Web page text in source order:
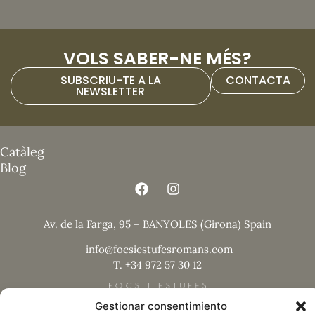
Gestionar consentimiento
VOLS SABER-NE MÉS?
SUBSCRIU-TE A LA
NEWSLETTER
CONTACTA
Av. de la Farga, 95 – BANYOLES (Girona) Spain
info@focsiestufesromans.com
T. +34 972 57 30 12
Catàleg
Blog